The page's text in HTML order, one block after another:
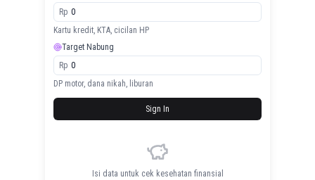
Rp
Kartu kredit, KTA, cicilan HP
Target Nabung
Rp
DP motor, dana nikah, liburan
Sign In
Isi data untuk cek kesehatan finansial